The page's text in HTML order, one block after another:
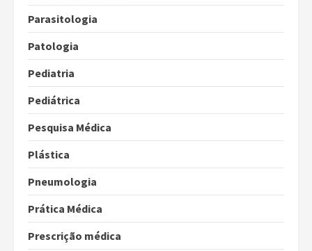
Parasitologia
Patologia
Pediatria
Pediátrica
Pesquisa Médica
Plástica
Pneumologia
Prática Médica
Prescrição médica